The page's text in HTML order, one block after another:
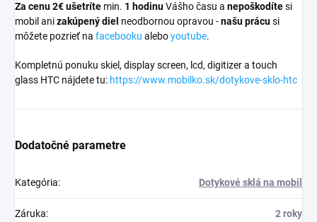
Za cenu 2€ ušetríte min. 1 hodinuVášho času a nepoškodítesi
mobil anizakúpený diel neodbornou opravou -našu prácusi
môžete pozrieť na facebooku aleboyoutube.
Kompletnú ponuku skiel, display screen, lcd, digitizer a touch
glass HTC nájdete tu: https://www.mobilko.sk/dotykove-sklo-htc
Dodatočné parametre
Kategória: Dotykové sklá na mobil
Záruka: 2 roky